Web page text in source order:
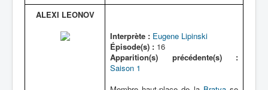
ALEXI LEONOV
Interprète : Eugene Lipinski
Épisode(s) : 16
Apparition(s) précédente(s) :
Saison 1